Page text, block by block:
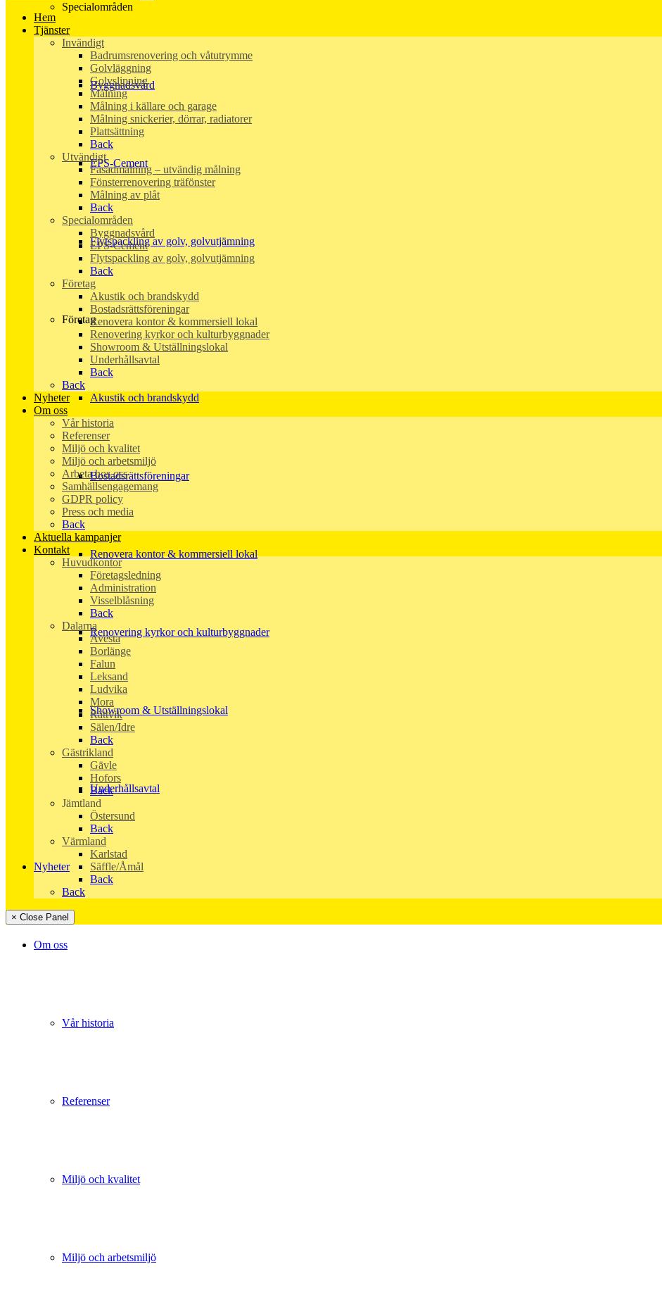
Specialområden
Byggnadsvård
EPS-Cement
Flytspackling av golv, golvutjämning
Företag
Akustik och brandskydd
Bostadsrättsföreningar
Renovera kontor & kommersiell lokal
Renovering kyrkor och kulturbyggnader
Showroom & Utställningslokal
Underhållsavtal
Nyheter
Om oss
Vår historia
Referenser
Miljö och kvalitet
Miljö och arbetsmiljö
Hem
Tjänster
Invändigt
Badrumsrenovering och våtutrymme
Golvläggning
Golvslipning
Målning
Målning i källare och garage
Målning snickerier, dörrar, radiatorer
Plattsättning
Back
Utvändigt
Fasadmålning – utvändig målning
Fönsterrenovering träfönster
Målning av plåt
Back
Specialområden
Byggnadsvård
EPS-Cement
Flytspackling av golv, golvutjämning
Back
Företag
Akustik och brandskydd
Bostadsrättsföreningar
Renovera kontor & kommersiell lokal
Renovering kyrkor och kulturbyggnader
Showroom & Utställningslokal
Underhållsavtal
Back
Back
Nyheter
Om oss
Vår historia
Referenser
Miljö och kvalitet
Miljö och arbetsmiljö
Arbeta hos oss
Samhällsengagemang
GDPR policy
Press och media
Back
Aktuella kampanjer
Kontakt
Huvudkontor
Företagsledning
Administration
Visselblåsning
Back
Dalarna
Avesta
Borlänge
Falun
Leksand
Ludvika
Mora
Rättvik
Sälen/Idre
Back
Gästrikland
Gävle
Hofors
Back
Jämtland
Östersund
Back
Värmland
Karlstad
Säffle/Åmål
Back
Back
× Close Panel